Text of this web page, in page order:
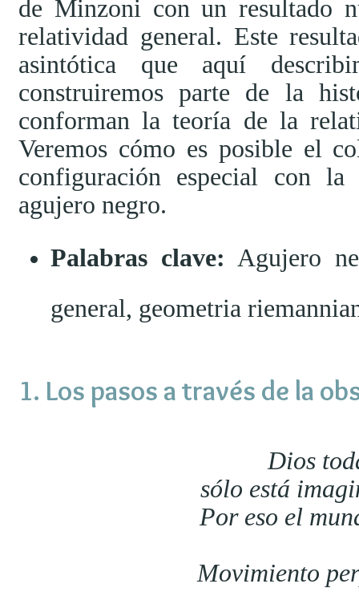
de Minzoni con un resultado
relatividad general. Este
asintótica que aquí
construiremos parte de la
conforman la teoría de la
Veremos cómo es posible el
configuración especial con
agujero negro.
Palabras clave: Agujero
general, geometria
Los pasos a través de la
Dios
sólo está
Por eso el
Movimiento